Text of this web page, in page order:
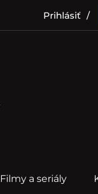
Prihlásiť
Filmy a seriály